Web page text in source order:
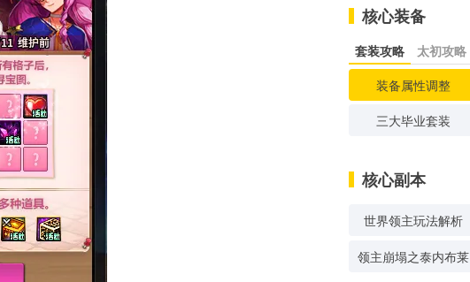
核心装备
套装攻略 太初攻略
装备属性调整
三大毕业套装
核心副本
世界领主玩法解析
领主崩塌之泰内布莱